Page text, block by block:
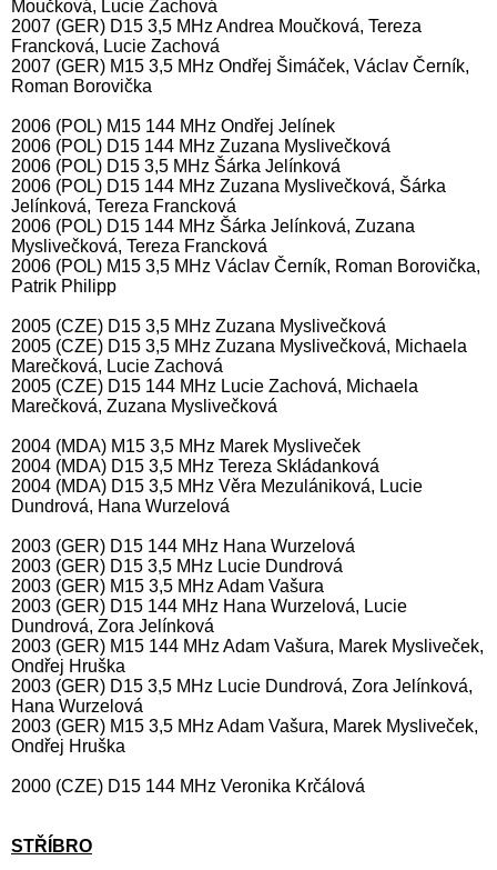
Moučková, Lucie Zachová
2007 (GER) D15 3,5 MHz Andrea Moučková, Tereza
Francková, Lucie Zachová
2007 (GER) M15 3,5 MHz Ondřej Šimáček, Václav Černík,
Roman Borovička
2006 (POL) M15 144 MHz Ondřej Jelínek
2006 (POL) D15 144 MHz Zuzana Myslivečková
2006 (POL) D15 3,5 MHz Šárka Jelínková
2006 (POL) D15 144 MHz Zuzana Myslivečková, Šárka
Jelínková, Tereza Francková
2006 (POL) D15 144 MHz Šárka Jelínková, Zuzana
Myslivečková, Tereza Francková
2006 (POL) M15 3,5 MHz Václav Černík, Roman Borovička,
Patrik Philipp
2005 (CZE) D15 3,5 MHz Zuzana Myslivečková
2005 (CZE) D15 3,5 MHz Zuzana Myslivečková, Michaela
Marečková, Lucie Zachová
2005 (CZE) D15 144 MHz Lucie Zachová, Michaela
Marečková, Zuzana Myslivečková
2004 (MDA) M15 3,5 MHz Marek Mysliveček
2004 (MDA) D15 3,5 MHz Tereza Skládanková
2004 (MDA) D15 3,5 MHz Věra Mezulániková, Lucie
Dundrová, Hana Wurzelová
2003 (GER) D15 144 MHz Hana Wurzelová
2003 (GER) D15 3,5 MHz Lucie Dundrová
2003 (GER) M15 3,5 MHz Adam Vašura
2003 (GER) D15 144 MHz Hana Wurzelová, Lucie
Dundrová, Zora Jelínková
2003 (GER) M15 144 MHz Adam Vašura, Marek Mysliveček,
Ondřej Hruška
2003 (GER) D15 3,5 MHz Lucie Dundrová, Zora Jelínková,
Hana Wurzelová
2003 (GER) M15 3,5 MHz Adam Vašura, Marek Mysliveček,
Ondřej Hruška
2000 (CZE) D15 144 MHz Veronika Krčálová
STŘÍBRO